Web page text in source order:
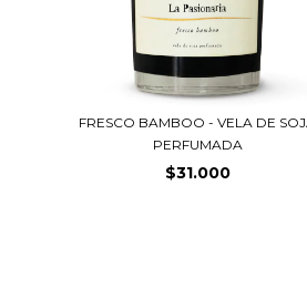
FRESCO BAMBOO - VELA DE
PERFUMADA
$31.000